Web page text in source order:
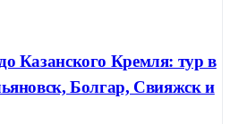
Казанского Кремля: тур в
Болгар, Свияжск и